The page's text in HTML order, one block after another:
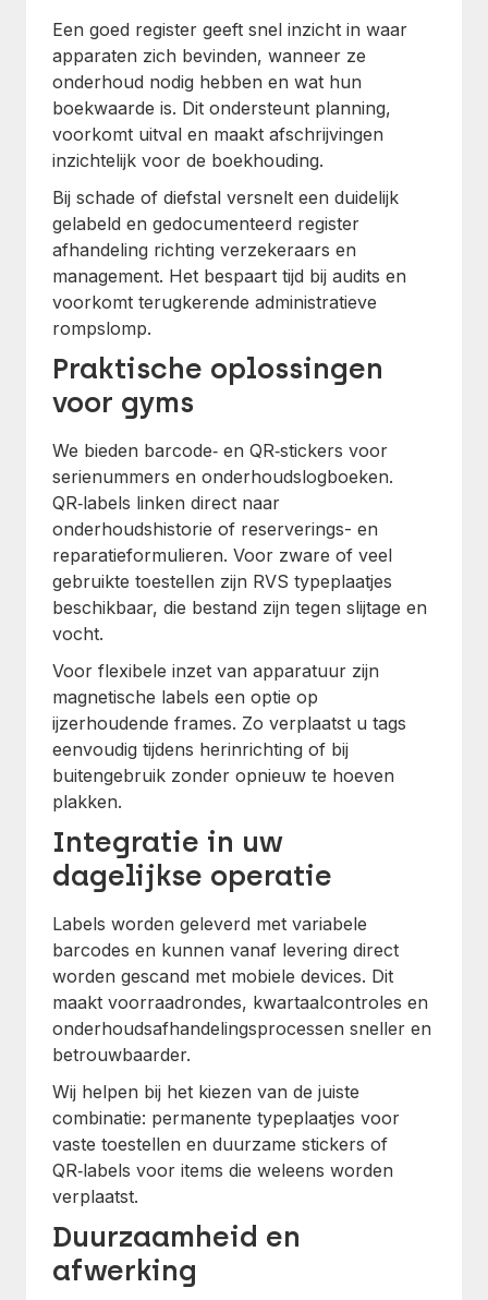
Een goed register geeft snel inzicht in waar
apparaten zich bevinden, wanneer ze
onderhoud nodig hebben en wat hun
boekwaarde is. Dit ondersteunt planning,
voorkomt uitval en maakt afschrijvingen
inzichtelijk voor de boekhouding.
Bij schade of diefstal versnelt een duidelijk
gelabeld en gedocumenteerd register
afhandeling richting verzekeraars en
management. Het bespaart tijd bij audits en
voorkomt terugkerende administratieve
rompslomp.
Praktische oplossingen
voor gyms
We bieden barcode‑ en QR‑stickers voor
serienummers en onderhoudslogboeken.
QR‑labels linken direct naar
onderhoudshistorie of reserverings- en
reparatieformulieren. Voor zware of veel
gebruikte toestellen zijn RVS typeplaatjes
beschikbaar, die bestand zijn tegen slijtage en
vocht.
Voor flexibele inzet van apparatuur zijn
magnetische labels een optie op
ijzerhoudende frames. Zo verplaatst u tags
eenvoudig tijdens herinrichting of bij
buitengebruik zonder opnieuw te hoeven
plakken.
Integratie in uw
dagelijkse operatie
Labels worden geleverd met variabele
barcodes en kunnen vanaf levering direct
worden gescand met mobiele devices. Dit
maakt voorraadrondes, kwartaalcontroles en
onderhoudsafhandelingsprocessen sneller en
betrouwbaarder.
Wij helpen bij het kiezen van de juiste
combinatie: permanente typeplaatjes voor
vaste toestellen en duurzame stickers of
QR‑labels voor items die weleens worden
verplaatst.
Duurzaamheid en
afwerking